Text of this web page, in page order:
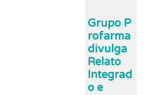
Grupo P
rofarma
divulga
Relato
Integrad
o e